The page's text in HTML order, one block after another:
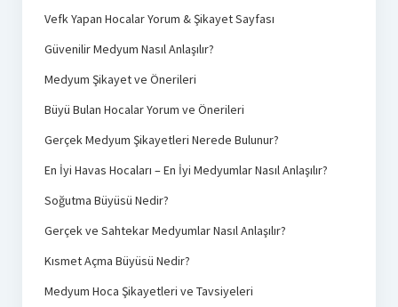
Vefk Yapan Hocalar Yorum & Şikayet Sayfası
Güvenilir Medyum Nasıl Anlaşılır?
Medyum Şikayet ve Önerileri
Büyü Bulan Hocalar Yorum ve Önerileri
Gerçek Medyum Şikayetleri Nerede Bulunur?
En İyi Havas Hocaları – En İyi Medyumlar Nasıl Anlaşılır?
Soğutma Büyüsü Nedir?
Gerçek ve Sahtekar Medyumlar Nasıl Anlaşılır?
Kısmet Açma Büyüsü Nedir?
Medyum Hoca Şikayetleri ve Tavsiyeleri